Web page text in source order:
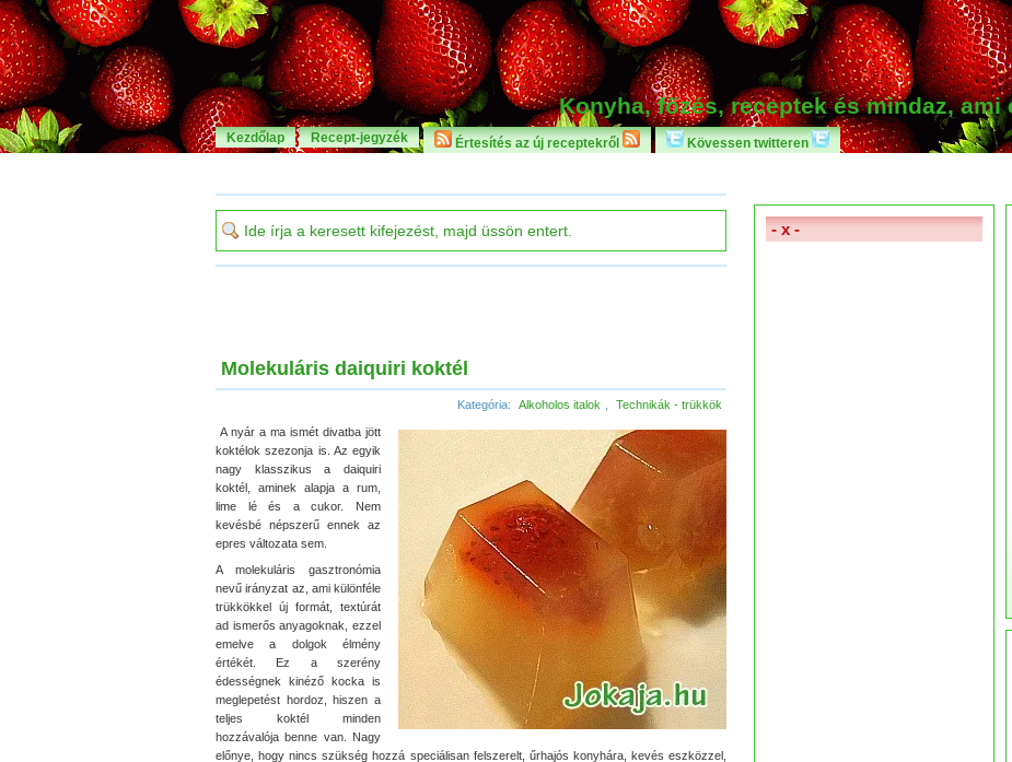
Konyha, főzés, receptek és mindaz,
Kezdőlap Recept-jegyzék Értesítés az új receptekről Kövessen twitteren
Molekuláris daiquiri koktél
Kategória: Alkoholos italok Technikák - trükkök
A nyár a ma ismét divatba jött
koktélok szezonja is. Az egyik
nagy klasszikus a daiquiri
koktél, aminek alapja a rum,
lime lé és a cukor. Nem
kevésbé népszerű ennek az
epres változata sem.
A molekuláris gasztronómia
nevű irányzat az, ami különféle
trükkökkel új formát, textúrát
ad ismerős anyagoknak, ezzel
emelve a dolgok élmény
értékét. Ez a szerény
édességnek kinéző kocka is
meglepetést hordoz, hiszen a
teljes koktél minden
hozzávalója benne van. Nagy
előnye, hogy nincs szükség hozzá speciálisan felszerelt, űrhajós konyhára, kevés eszközzel,
- x -